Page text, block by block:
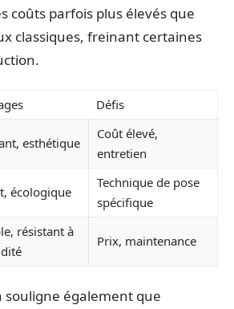
coûts parfois plus élevés que
classiques, freinant certaines
Défis
esthétique
Coût élevé,
entretien
écologique
Technique de pose
spécifique
résistant à
Prix, maintenance
souligne également que